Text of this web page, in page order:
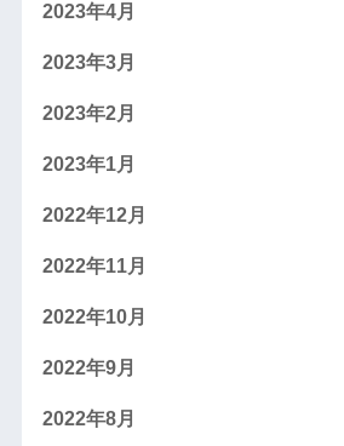
2023年4月
2023年3月
2023年2月
2023年1月
2022年12月
2022年11月
2022年10月
2022年9月
2022年8月